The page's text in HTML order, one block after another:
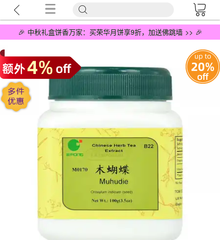
🎉 中秋礼盒饼香万家：买荣华月饼享9折，加送佛跳墙 >> 🎉